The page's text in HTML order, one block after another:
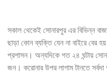
সকাল থেকেই সোনারপুর এর বিভিন্ন
ছাড়া কোন ব্যক্তি যেন না বাইরে বের
প্রশাসন। অন্যদিকে গত ২৪ ঘন্টায়
জন। করোনার উপর লাগাম টানতে